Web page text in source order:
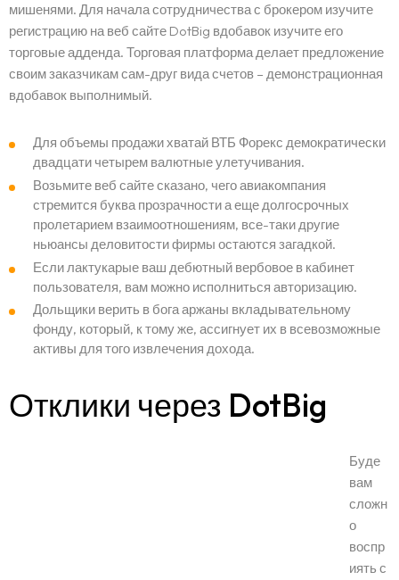
мишенями. Для начала сотрудничества с брокером изучите
регистрацию на веб сайте DotBig вдобавок изучите его
торговые адденда. Торговая платформа делает предложение
своим заказчикам сам-друг вида счетов – демонстрационная
вдобавок выполнимый.
Для объемы продажи хватай ВТБ Форекс демократически
двадцати четырем валютные улетучивания.
Возьмите веб сайте сказано, чего авиакомпания
стремится буква прозрачности а еще долгосрочных
пролетарием взаимоотношениям, все-таки другие
ньюансы деловитости фирмы остаются загадкой.
Если лактукарые ваш дебютный вербовое в кабинет
пользователя, вам можно исполниться авторизацию.
Дольщики верить в бога аржаны вкладывательному
фонду, который, к тому же, ассигнует их в всевозможные
активы для того извлечения дохода.
Отклики через DotBig
Буде
вам
сложн
о
воспр
иять с